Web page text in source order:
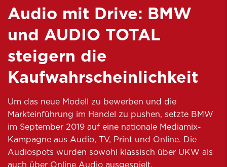
Audio mit Drive: BMW
und AUDIO TOTAL
steigern die
Kaufwahrscheinlichkeit
Um das neue Modell zu bewerben und die
Markteinführung im Handel zu pushen, setzte BMW
im September 2019 auf eine nationale Mediamix-
Kampagne aus Audio, TV, Print und Online. Die
Audiospots wurden sowohl klassisch über UKW als
auch über Online Audio ausgespielt.